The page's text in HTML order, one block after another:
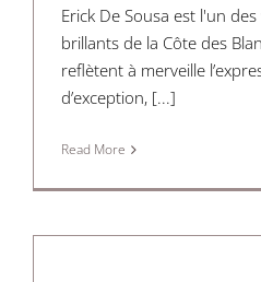
Erick De Sousa est l'un
brillants de la Côte des
reflètent à merveille
d’exception, [...]
Read More